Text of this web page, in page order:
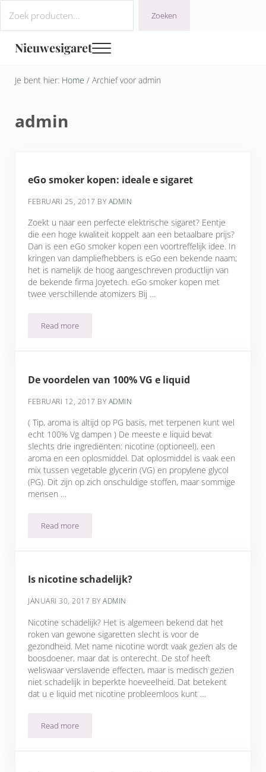
Zoeken
Nieuwesigaret Menu
Je bent hier: Home /Archief voor admin
admin
eGo smoker kopen: ideale e sigaret
FEBRUARI 25, 2017 BY ADMIN
Zoekt u naar een perfecte elektrische sigaret? Eentje
die een hoge kwaliteit koppelt aan een betaalbare prijs?
Dan is een eGo smoker kopen een voortreffelijk idee. In
kringen van dampliefhebbers is eGo een bekende naam;
het is namelijk de hoog aangeschreven productlijn van
de bekende firma Joyetech. eGo smoker kopen met
twee verschillende atomizers Bij …
Read moreeGo smoker kopen: ideale e sigaret
De voordelen van 100% VG e liquid
FEBRUARI 12, 2017 BY ADMIN
( Tip, aroma is altijd op PG basis, met terpenen kunt wel
echt 100% Vg dampen ) De meeste e liquid bevat
slechts drie ingrediënten: nicotine (optioneel), een
aroma en een oplosmiddel. Dat oplosmiddel is vaak een
mix tussen vegetable glycerin (VG) en propylene glycol
(PG). Dit zijn op zich onschuldige stoffen, maar sommige
mensen …
Read moreDe voordelen van 100% VG e liquid
Is nicotine schadelijk?
JANUARI 30, 2017 BYADMIN
Nicotine schadelijk? Het is algemeen bekend dat het
roken van gewone sigaretten slecht is voor de
gezondheid. Met name nicotine wordt vaak gezien als de
boosdoener, maar dat is onterecht. De stof heeft
weliswaar verslavende effecten, maar is medisch gezien
niet schadelijk in beperkte hoeveelheid. Dat betekent
dat u e liquid met nicotine probleemloos kunt …
Read moreIs nicotine schadelijk?